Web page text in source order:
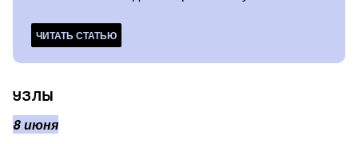
ЧИТАТЬ СТАТЬЮ
УЗЛЫ
8 июня